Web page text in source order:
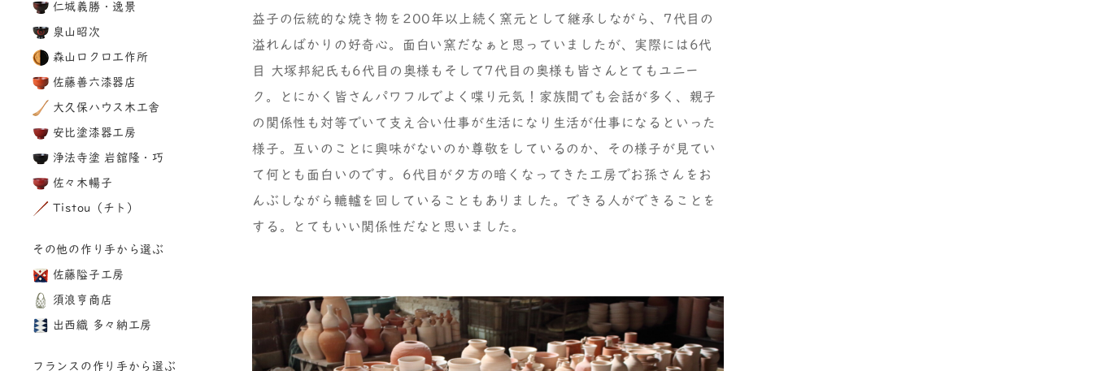
仁城義勝・逸景
泉山昭次
森山ロクロ工作所
佐藤善六漆器店
大久保ハウス木工舎
安比塗漆器工房
浄法寺塗 岩舘隆・巧
佐々木暢子
Tistou（チト）
その他の作り手から選ぶ
佐藤隘子工房
須浪亨商店
出西織 多々納工房
フランスの作り手から選ぶ
益子の伝統的な焼き物を200年以上続く窯元として継承しながら、7代目の
溢れんばかりの好奇心。面白い窯だなぁと思っていましたが、実際には6代
目 大塚邦紀氏も6代目の奥様もそして7代目の奥様も皆さんとてもユニー
ク。とにかく皆さんパワフルでよく喋り元気！家族間でも会話が多く、親子
の関係性も対等でいて支え合い仕事が生活になり生活が仕事になるといった
様子。互いのことに興味がないのか尊敬をしているのか、その様子が見てい
て何とも面白いのです。6代目が夕方の暗くなってきた工房でお孫さんをお
んぶしながら轆轤を回していることもありました。できる人ができることを
する。とてもいい関係性だなと思いました。